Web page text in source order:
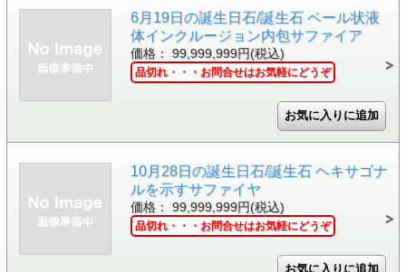
6月19日の誕生日石/誕生石 ベール状液
体インクルージョン内包サファイア
価格： 99,999,999円(税込)
品切れ・・・お問合せはお気軽にどうぞ
10月28日の誕生日石/誕生石 ヘキサゴナ
ルを示すサファイヤ
価格： 99,999,999円(税込)
品切れ・・・お問合せはお気軽にどうぞ